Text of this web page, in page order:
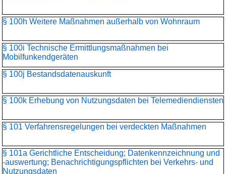
§ 100h Weitere Maßnahmen außerhalb von Wohnraum
§ 100i Technische Ermittlungsmaßnahmen bei
Mobilfunkendgeräten
§ 100j Bestandsdatenauskunft
§ 100k Erhebung von Nutzungsdaten bei Telemediendiensten
§ 101 Verfahrensregelungen bei verdeckten Maßnahmen
§ 101a Gerichtliche Entscheidung; Datenkennzeichnung und
-auswertung; Benachrichtigungspflichten bei Verkehrs- und
Nutzungsdaten